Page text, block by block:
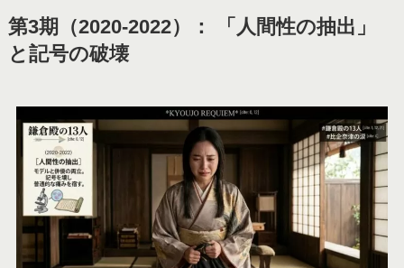
第3期（2020-2022）： 「人間性の抽出」
と記号の破壊